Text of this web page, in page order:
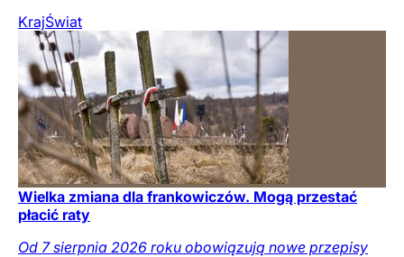
KrajŚwiat
Wielka zmiana dla frankowiczów. Mogą przestać
płacić raty
Od 7 sierpnia 2026 roku obowiązują nowe przepisy